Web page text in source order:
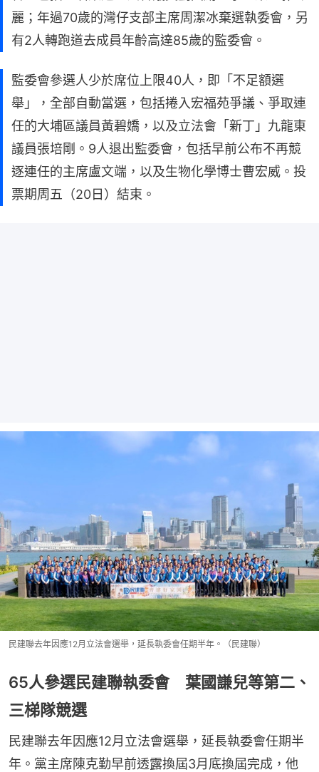
麗；年過70歲的灣仔支部主席周潔冰棄選執委會，另
有2人轉跑道去成員年齡高達85歲的監委會。
監委會參選人少於席位上限40人，即「不足額選
舉」，全部自動當選，包括捲入宏福苑爭議、爭取連
任的大埔區議員黃碧嬌，以及立法會「新丁」九龍東
議員張培剛。9人退出監委會，包括早前公布不再競
逐連任的主席盧文端，以及生物化學博士曹宏威。投
票期周五（20日）結束。
民建聯去年因應12月立法會選舉，延長執委會任期半年。（民建聯）
65人參選民建聯執委會 葉國謙兒等第二、
三梯隊競選
民建聯去年因應12月立法會選舉，延長執委會任期半
年。黨主席陳克勤早前透露換屆3月底換屆完成，他